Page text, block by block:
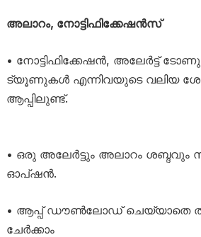
അലാറം, നോട്ടിഫിക്കേഷൻസ്
• നോട്ടിഫിക്കേഷൻ, അലേർട്ട്
ട്യൂണുകൾ എന്നിവയുടെ വലിയ
ആപ്പിലുണ്ട്.
• ഒരു അലേർട്ടും അലാറം ശബ്ദവും
ഓപ്ഷൻ.
• ആപ്പ് ഡൗൺലോഡ് ചെയ്യാതെ
ചേർക്കാം